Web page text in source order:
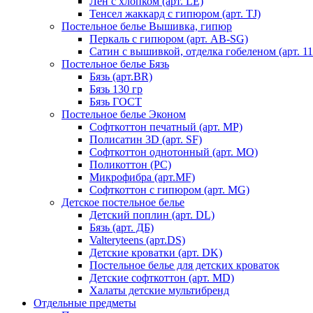
Тенсел жаккард с гипюром (арт. TJ)
Постельное белье Вышивка, гипюр
Перкаль с гипюром (арт. AB-SG)
Сатин с вышивкой, отделка гобеленом (арт.
Постельное белье Бязь
Бязь (арт.BR)
Бязь 130 гр
Бязь ГОСТ
Постельное белье Эконом
Софткоттон печатный (арт. MР)
Полисатин 3D (арт. SF)
Софткоттон однотонный (арт. MO)
Поликоттон (PC)
Микрофибра (арт.MF)
Софткоттон с гипюром (арт. MG)
Детское постельное белье
Детский поплин (арт. DL)
Бязь (арт. ДБ)
Valteryteens (арт.DS)
Детские кроватки (арт. DK)
Постельное белье для детских кроваток
Детские софткоттон (арт. MD)
Халаты детские мультибренд
Отдельные предметы